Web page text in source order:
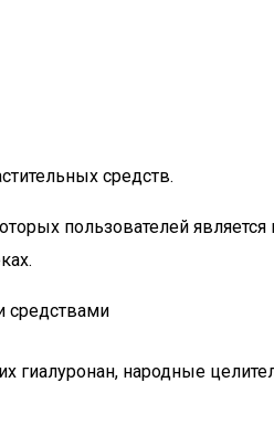
средств.
пользователей является
средствами
гиалуронан, народные